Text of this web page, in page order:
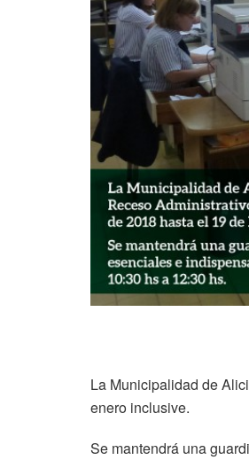
La Municipalidad de
enero inclusive.
Se mantendrá una